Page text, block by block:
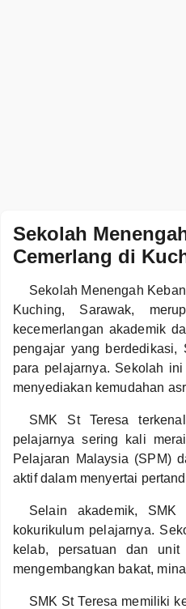
Sekolah
Cemerlang di
Sekolah Menengah
Kuching, Sarawak,
kecemerlangan akademik
pengajar yang berdedikasi,
para pelajarnya. Sekolah
menyediakan kemudahan
SMK St Teresa
pelajarnya sering kali
Pelajaran Malaysia (SPM)
aktif dalam menyertai
Selain akademik, SMK
kokurikulum pelajarnya.
kelab, persatuan dan unit
mengembangkan bakat,
SMK St Teresa memiliki